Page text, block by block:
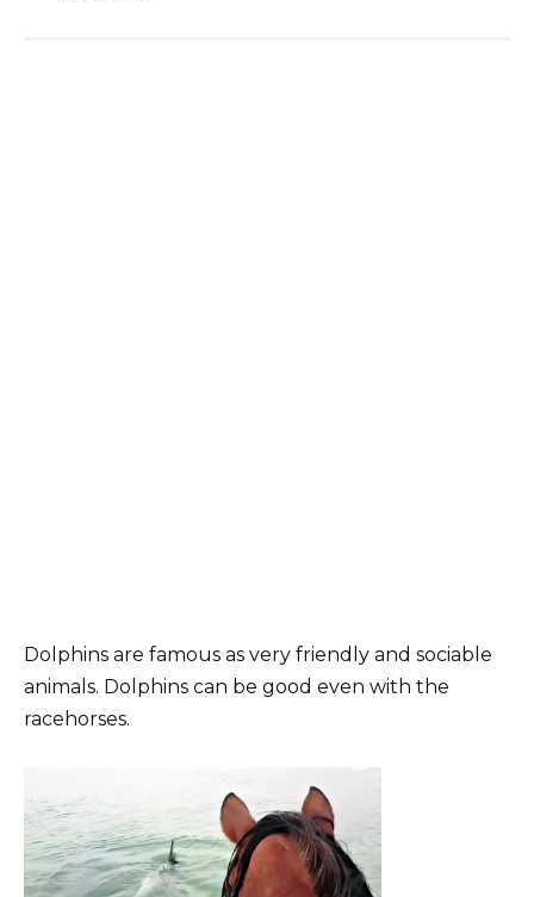
Dolphins are famous as very friendly and sociable
animals. Dolphins can be good even with the
racehorses.